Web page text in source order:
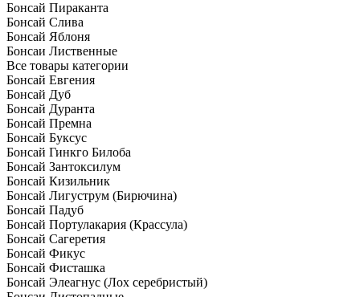
Бонсай Пираканта
Бонсай Слива
Бонсай Яблоня
Бонсаи Лиственные
Все товары категории
Бонсай Евгения
Бонсай Дуб
Бонсай Дуранта
Бонсай Премна
Бонсай Буксус
Бонсай Гинкго Билоба
Бонсай Зантоксилум
Бонсай Кизильник
Бонсай Лигуструм (Бирючина)
Бонсай Падуб
Бонсай Портулакария (Крассула)
Бонсай Сагеретия
Бонсай Фикус
Бонсай Фисташка
Бонсай Элеагнус (Лох серебристый)